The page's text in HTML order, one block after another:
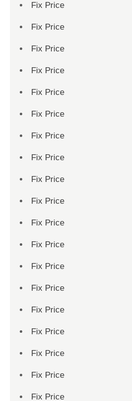
Fix Price
Fix Price
Fix Price
Fix Price
Fix Price
Fix Price
Fix Price
Fix Price
Fix Price
Fix Price
Fix Price
Fix Price
Fix Price
Fix Price
Fix Price
Fix Price
Fix Price
Fix Price
Fix Price